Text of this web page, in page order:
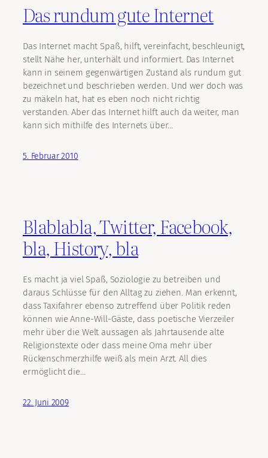
Das rundum gute Internet
Das Internet macht Spaß, hilft, vereinfacht, beschleunigt,
stellt Nähe her, unterhält und informiert. Das Internet
kann in seinem gegenwärtigen Zustand als rundum gut
bezeichnet und beschrieben werden. Und wer doch was
zu mäkeln hat, hat es eben noch nicht richtig
verstanden. Aber das Internet hilft auch da weiter, man
kann sich mithilfe des Internets über…
5. Februar 2010
Blablabla, Twitter, Facebook,
bla, History, bla
Es macht ja viel Spaß, Soziologie zu betreiben und
daraus Schlüsse für den Alltag zu ziehen. Man erkennt,
dass Taxifahrer ebenso zutreffend über Politik reden
können wie Anne-Will-Gäste, dass poetische Vierzeiler
mehr über die Welt aussagen als Jahrtausende alte
Religionstexte oder dass meine Oma mehr über
Rückenschmerzhilfe weiß als mein Arzt. All dies
ermöglicht die…
22. Juni 2009